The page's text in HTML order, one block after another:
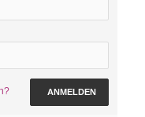
ANMELDEN